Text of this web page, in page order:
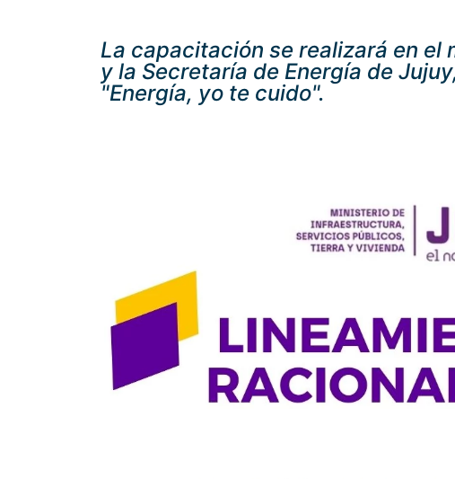
La capacitación se realizará en el
y la Secretaría de Energía de
"Energía, yo te cuido".